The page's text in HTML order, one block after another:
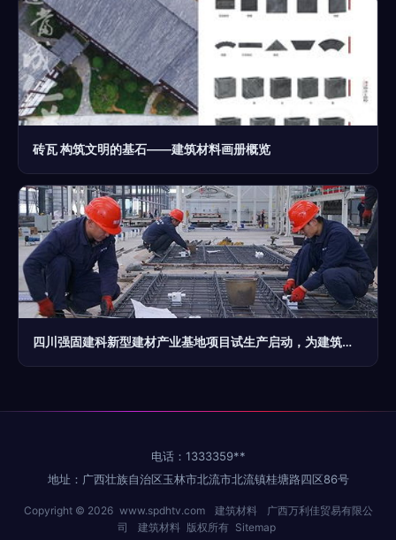
砖瓦 构筑文明的基石——建筑材料画册概览
四川强固建科新型建材产业基地项目试生产启动，为建筑材料行业注入新动能
电话：1333359**
地址：广西壮族自治区玉林市北流市北流镇桂塘路四区86号
Copyright © 2026 www.spdhtv.com 建筑材料
广西万利佳贸易有限公
司
建筑材料 版权所有 Sitemap